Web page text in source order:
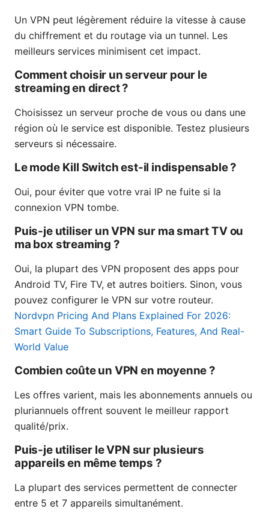
Un VPN peut légèrement réduire la vitesse à cause
du chiffrement et du routage via un tunnel. Les
meilleurs services minimisent cet impact.
Comment choisir un serveur pour le
streaming en direct ?
Choisissez un serveur proche de vous ou dans une
région où le service est disponible. Testez plusieurs
serveurs si nécessaire.
Le mode Kill Switch est-il indispensable ?
Oui, pour éviter que votre vrai IP ne fuite si la
connexion VPN tombe.
Puis-je utiliser un VPN sur ma smart TV ou
ma box streaming ?
Oui, la plupart des VPN proposent des apps pour
Android TV, Fire TV, et autres boitiers. Sinon, vous
pouvez configurer le VPN sur votre routeur.
Nordvpn Pricing And Plans Explained For 2026:
Smart Guide To Subscriptions, Features, And Real-
World Value
Combien coûte un VPN en moyenne ?
Les offres varient, mais les abonnements annuels ou
pluriannuels offrent souvent le meilleur rapport
qualité/prix.
Puis-je utiliser le VPN sur plusieurs
appareils en même temps ?
La plupart des services permettent de connecter
entre 5 et 7 appareils simultanément.